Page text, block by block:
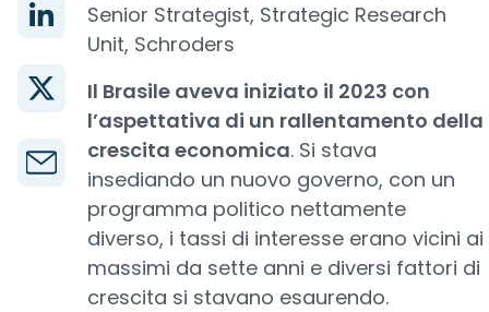
Senior Strategist, Strategic Research
Unit, Schroders
Il Brasile aveva iniziato il 2023 con
l’aspettativa di un rallentamento della
crescita economica. Si stava
insediando un nuovo governo, con un
programma politico nettamente
diverso, i tassi di interesse erano vicini ai
massimi da sette anni e diversi fattori di
crescita si stavano esaurendo.